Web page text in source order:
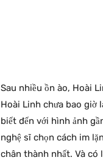
Sau nhiều ồn ào, Hoài
Hoài Linh chưa bao giờ
biết đến với hình ảnh
nghệ sĩ chọn cách im
chân thành nhất. Và có